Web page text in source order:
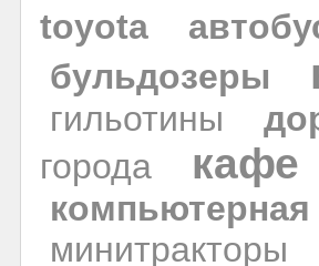
toyota
бульдозеры
гильотины
города
кафе
компьютерная
минитракторы